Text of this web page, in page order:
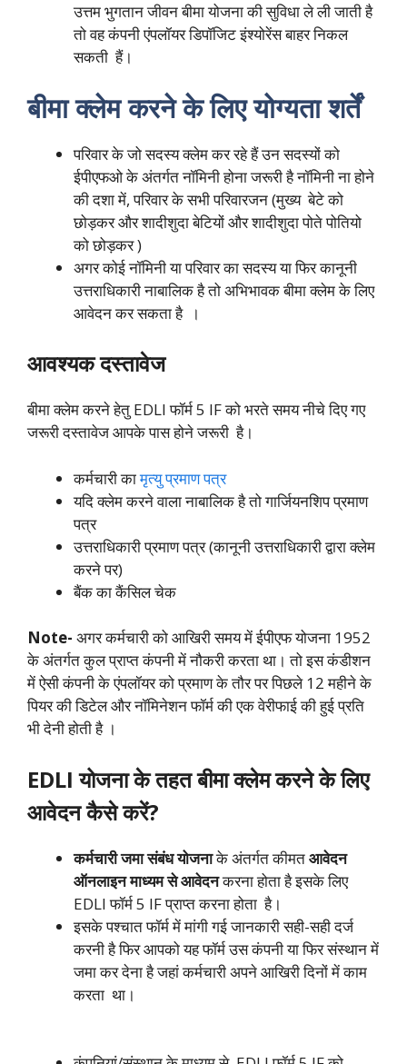
उत्तम भुगतान जीवन बीमा योजना की सुविधा ले ली जाती है
तो वह कंपनी एंपलॉयर डिपॉजिट इंश्योरेंस बाहर निकल
सकती हैं।
बीमा क्लेम करने के लिए योग्यता शर्तें
परिवार के जो सदस्य क्लेम कर रहे हैं उन सदस्यों को
ईपीएफओ के अंतर्गत नॉमिनी होना जरूरी है नॉमिनी ना होने
की दशा में, परिवार के सभी परिवारजन (मुख्य बेटे को
छोड़कर और शादीशुदा बेटियों और शादीशुदा पोते पोतियो
को छोड़कर )
अगर कोई नॉमिनी या परिवार का सदस्य या फिर कानूनी
उत्तराधिकारी नाबालिक है तो अभिभावक बीमा क्लेम के लिए
आवेदन कर सकता है ।
आवश्यक दस्तावेज
बीमा क्लेम करने हेतु EDLI फॉर्म 5 IF को भरते समय नीचे दिए गए
जरूरी दस्तावेज आपके पास होने जरूरी है।
कर्मचारी कामृत्यु प्रमाण पत्र
यदि क्लेम करने वाला नाबालिक है तो गार्जियनशिप प्रमाण
पत्र
उत्तराधिकारी प्रमाण पत्र (कानूनी उत्तराधिकारी द्वारा क्लेम
करने पर)
बैंक का कैंसिल चेक
Note- अगर कर्मचारी को आखिरी समय में ईपीएफ योजना 1952
के अंतर्गत कुल प्राप्त कंपनी में नौकरी करता था। तो इस कंडीशन
में ऐसी कंपनी के एंपलॉयर को प्रमाण के तौर पर पिछले 12 महीने के
पियर की डिटेल और नॉमिनेशन फॉर्म की एक वेरीफाई की हुई प्रति
भी देनी होती है ।
EDLI योजना के तहत बीमा क्लेम करने के लिए
आवेदन कैसे करें?
कर्मचारी जमा संबंध योजनाके अंतर्गत कीमतआवेदन
ऑनलाइन माध्यम से आवेदनकरना होता है इसके लिए
EDLI फॉर्म 5 IF प्राप्त करना होता है।
इसके पश्चात फॉर्म में मांगी गई जानकारी सही-सही दर्ज
करनी है फिर आपको यह फॉर्म उस कंपनी या फिर संस्थान में
जमा कर देना है जहां कर्मचारी अपने आखिरी दिनों में काम
करता था।